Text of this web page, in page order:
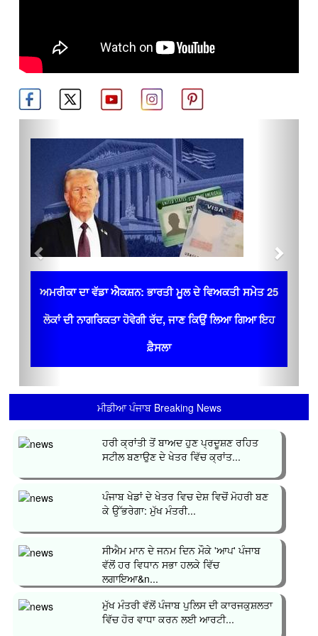
ਅਮਰੀਕਾ ਦਾ ਵੱਡਾ ਐਕਸ਼ਨ: ਭਾਰਤੀ ਮੂਲ ਦੇ ਵਿਅਕਤੀ ਸਮੇਤ 25
ਲੋਕਾਂ ਦੀ ਨਾਗਰਿਕਤਾ ਹੋਵੇਗੀ ਰੱਦ, ਜਾਣ ਕਿਉਂ ਲਿਆ ਗਿਆ ਇਹ
ਫ਼ੈਸਲਾ
ਮੀਡੀਆ ਪੰਜਾਬ Breaking News
ਹਰੀ ਕ੍ਰਾਂਤੀ ਤੋਂ ਬਾਅਦ ਹੁਣ ਪ੍ਰਦੂਸ਼ਣ ਰਹਿਤ
ਸਟੀਲ ਬਣਾਉਣ ਦੇ ਖੇਤਰ ਵਿੱਚ ਕ੍ਰਾਂਤ...
ਪੰਜਾਬ ਖੇਡਾਂ ਦੇ ਖੇਤਰ ਵਿਚ ਦੇਸ਼ ਵਿਚੋਂ ਮੋਹਰੀ ਬਣ
ਕੇ ਉੱਭਰੇਗਾ: ਮੁੱਖ ਮੰਤਰੀ...
ਸੀਐਮ ਮਾਨ ਦੇ ਜਨਮ ਦਿਨ ਮੌਕੇ 'ਆਪ' ਪੰਜਾਬ
ਵੱਲੋਂ ਹਰ ਵਿਧਾਨ ਸਭਾ ਹਲਕੇ ਵਿੱਚ
ਲਗਾਇਆ&n...
ਮੁੱਖ ਮੰਤਰੀ ਵੱਲੋਂ ਪੰਜਾਬ ਪੁਲਿਸ ਦੀ ਕਾਰਜਕੁਸ਼ਲਤਾ
ਵਿੱਚ ਹੋਰ ਵਾਧਾ ਕਰਨ ਲਈ ਆਰਟੀ...